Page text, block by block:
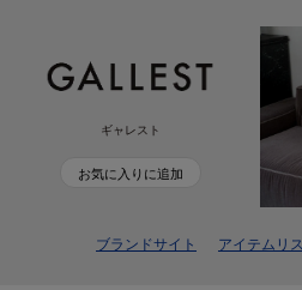
ギャレスト
お気に入りに追加
ブランドサイト アイテムリ